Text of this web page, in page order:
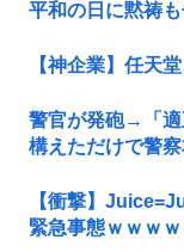
平和の日に黙祷
【神企業】任天
警官が発砲→「
構えただけで警
【衝撃】
緊急事態ｗｗｗ